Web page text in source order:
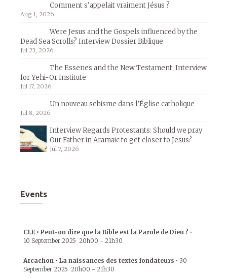
Comment s’appelait vraiment Jésus ?
Aug 1, 2026
Were Jesus and the Gospels influenced by the
Dead Sea Scrolls? Interview Dossier Biblique
Jul 23, 2026
The Essenes and the New Testament: Interview
for Yehi-Or Institute
Jul 17, 2026
Un nouveau schisme dans l’Église catholique
Jul 8, 2026
Interview Regards Protestants: Should we pray
Our Father in Aramaic to get closer to Jesus?
Jul 7, 2026
Events
CLE • Peut-on dire que la Bible est la Parole de Dieu ? •
10 September 2025 20h00 - 21h30
Arcachon • La naissances des textes fondateurs • 30
September 2025 20h00 - 21h30